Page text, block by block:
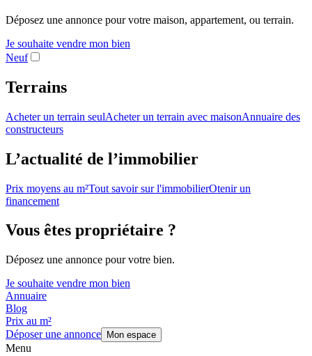
Déposez une annonce pour votre maison, appartement, ou terrain.
Je souhaite vendre mon bien
Neuf
Terrains
Acheter un terrain seulAcheter un terrain avec maisonAnnuaire des
constructeurs
L’actualité de l’immobilier
Prix moyens au m²Tout savoir sur l'immobilierOtenir un
financement
Vous êtes propriétaire ?
Déposez une annonce pour votre bien.
Je souhaite vendre mon bien
Annuaire
Blog
Prix au m²
Déposer une annonce
Mon espace
Menu